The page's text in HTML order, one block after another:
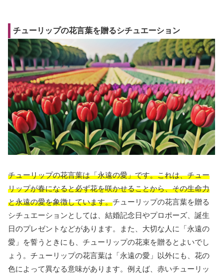
チューリップの花言葉を贈るシチュエーション
チューリップの花言葉は「永遠の愛」です。これは、チュー
リップが春になると必ず花を咲かせることから、その生命力
と永遠の愛を象徴しています。チューリップの花言葉を贈る
シチュエーションとしては、結婚記念日やプロポーズ、誕生
日のプレゼントなどがあります。また、大切な人に「永遠の
愛」を誓うときにも、チューリップの花束を贈るとよいでし
ょう。チューリップの花言葉は「永遠の愛」以外にも、花の
色によって異なる意味があります。例えば、赤いチューリッ